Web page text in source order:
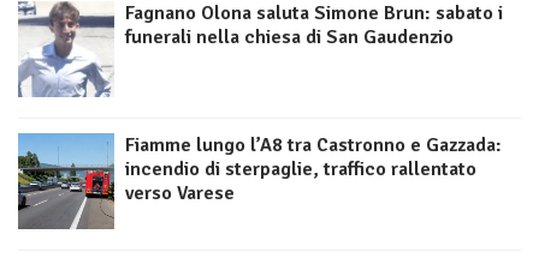
Fagnano Olona saluta Simone Brun: sabato i
funerali nella chiesa di San Gaudenzio
Fiamme lungo l’A8 tra Castronno e Gazzada:
incendio di sterpaglie, traffico rallentato
verso Varese